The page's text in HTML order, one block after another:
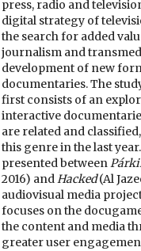
press, radio and
digital strategy of
the search for added
journalism and
development of new
documentaries. The
first consists of an
interactive
are related and
this genre in the last
presented between
2016) andHacked(Al
audiovisual media
focuses on the
the content and media
greater user